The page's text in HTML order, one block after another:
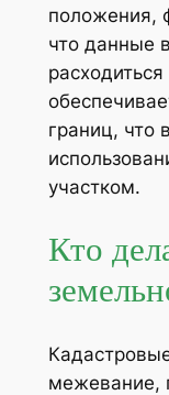
положения,
что данные
границ, что
участком.
Кто
межевание,